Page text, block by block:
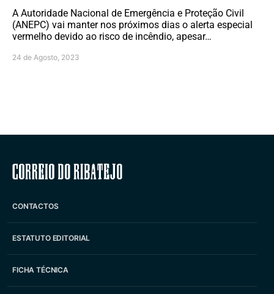
A Autoridade Nacional de Emergência e Proteção Civil
(ANEPC) vai manter nos próximos dias o alerta especial
vermelho devido ao risco de incêndio, apesar…
24 de Agosto, 2023
Correio do Ribatejo
CONTACTOS
ESTATUTO EDITORIAL
FICHA TÉCNICA